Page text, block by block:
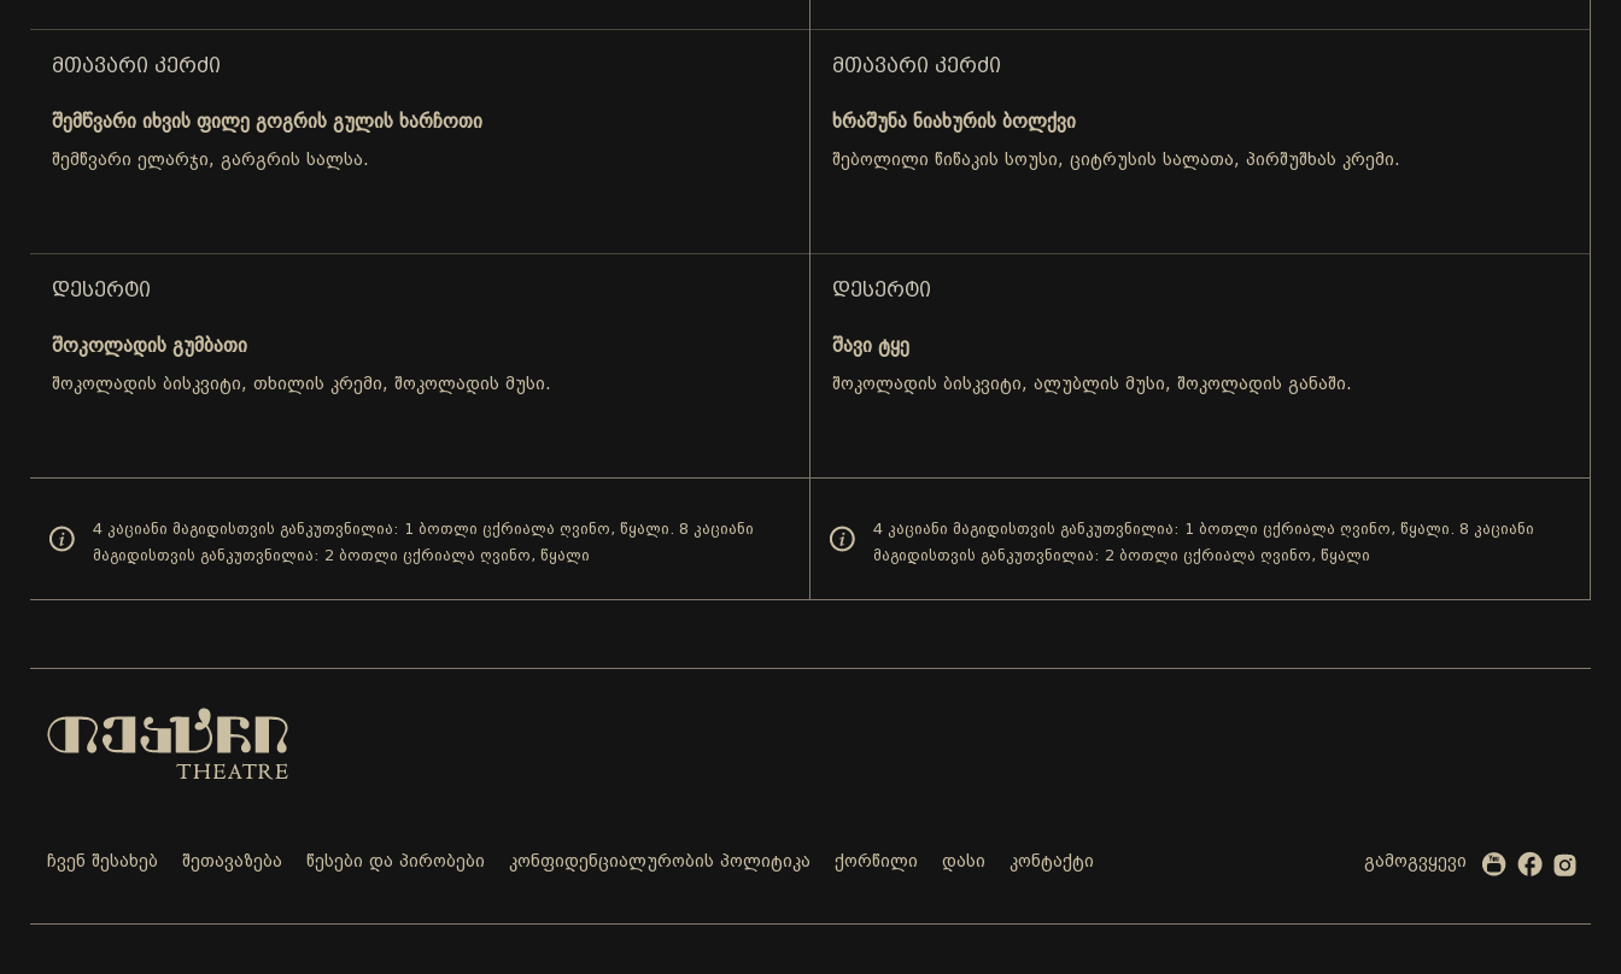
ᲛᲗᲐᲕᲐᲠᲘ ᲙᲔᲠᲫᲘ
შემწვარი იხვის ფილე გოგრის გულის ხარჩოთი
შემწვარი ელარჯი, გარგრის სალსა.
ᲓᲔᲡᲔᲠᲢᲘ
შოკოლადის გუმბათი
შოკოლადის ბისკვიტი, თხილის კრემი, შოკოლადის მუსი.
4 კაციანი მაგიდისთვის განკუთვნილია: 1 ბოთლი ცქრიალა ღვინო, წყალი. 8 კაციანი
მაგიდისთვის განკუთვნილია: 2 ბოთლი ცქრიალა ღვინო, წყალი
ᲛᲗᲐᲕᲐᲠᲘ ᲙᲔᲠᲫᲘ
ხრაშუნა ნიახურის ბოლქვი
შებოლილი წიწაკის სოუსი, ციტრუსის სალათა, პირშუშხას კრემი.
ᲓᲔᲡᲔᲠᲢᲘ
შავი ტყე
შოკოლადის ბისკვიტი, ალუბლის მუსი, შოკოლადის განაში.
4 კაციანი მაგიდისთვის განკუთვნილია: 1 ბოთლი ცქრიალა ღვინო, წყალი. 8 კაციანი
მაგიდისთვის განკუთვნილია: 2 ბოთლი ცქრიალა ღვინო, წყალი
ჩვენ შესახებ შეთავაზება წესები და პირობები კონფიდენციალურობის პოლიტიკა ქორწილი დასი კონტაქტი გამოგვყევი